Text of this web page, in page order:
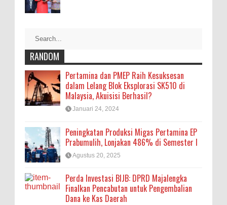
RANDOM
Pertamina dan PMEP Raih Kesuksesan
dalam Lelang Blok Eksplorasi SK510 di
Malaysia, Akuisisi Berhasil?
Januari 24, 2024
Peningkatan Produksi Migas Pertamina EP
Prabumulih, Lonjakan 486% di Semester I
Agustus 20, 2025
Perda Investasi BIJB: DPRD Majalengka
Finalkan Pencabutan untuk Pengembalian
Dana ke Kas Daerah